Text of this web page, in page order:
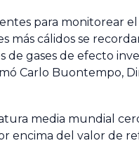
para monitorear el
más cálidos se
de gases de efecto
Carlo Buontempo,
media mundial
encima del valor de